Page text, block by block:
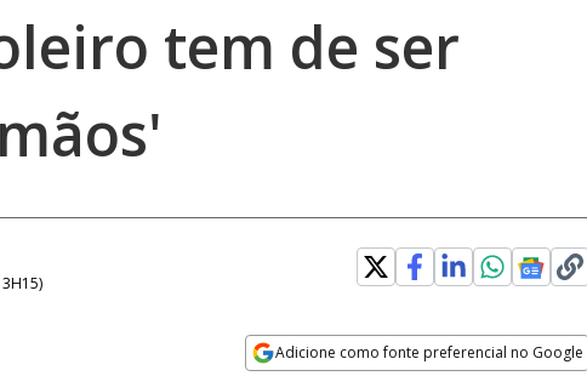
tem de ser
)
Adicione como fonte preferencial no Google